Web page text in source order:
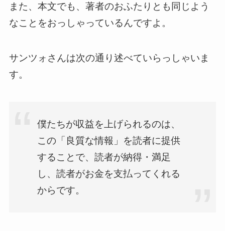
また、本文でも、著者のおふたりとも同じよう
なことをおっしゃっているんですよ。
サンツォさんは次の通り述べていらっしゃいま
す。
僕たちが収益を上げられるのは、
この「良質な情報」を読者に提供
することで、読者が納得・満足
し、読者がお金を支払ってくれる
からです。